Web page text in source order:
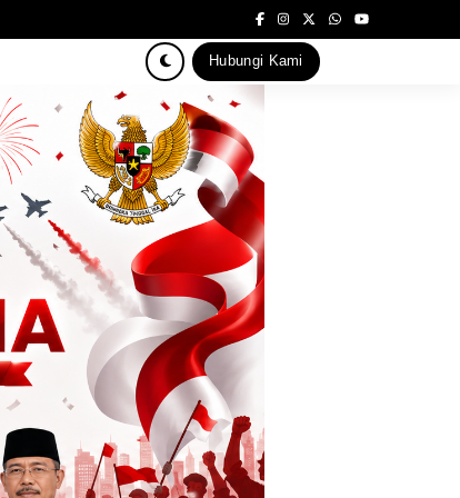
Hubungi Kami